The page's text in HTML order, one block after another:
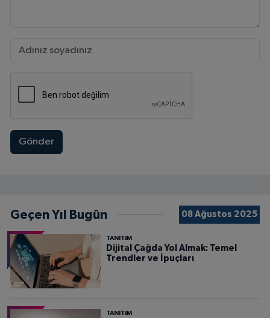
Gönder
Geçen Yıl Bugün 08 Ağustos 2025
TANITIM
Dijital Çağda Yol Almak: Temel
Trendler ve İpuçları
TANITIM